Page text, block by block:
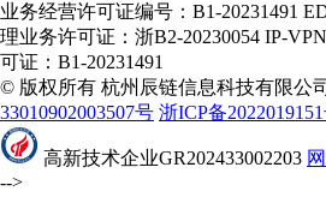
业务经营许可证编号：B1-20231491
理业务许可证：浙B2-20230054 IP-
可证：B1-20231491
© 版权所有 杭州辰链信息科技有限公
33010902003507号 浙ICP备
高新技术企业GR202433002203
-->